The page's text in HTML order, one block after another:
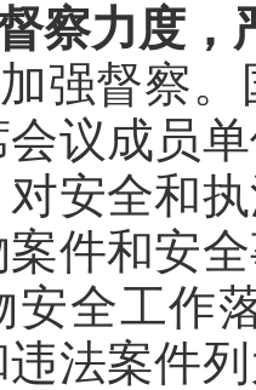
察力度 ，
强督察。
议成员
对安全和
件和安
安全工作
法案件